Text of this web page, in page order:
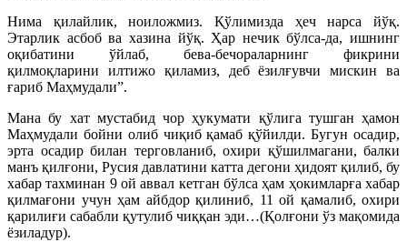
Нима қилайлик, ноиложмиз. Қўлимизда ҳеч нарса йўқ.
Этарлик асбоб ва хазина йўқ. Ҳар нечик бўлса-да, ишнинг
оқибатини ўйлаб, бева-бечораларнинг фикрини
қилмоқларини илтижо қиламиз, деб ёзилғувчи мискин ва
ғариб Маҳмудали”.
Мана бу хат мустабид чор ҳукумати қўлига тушган ҳамон
Маҳмудали бойни олиб чиқиб қамаб қўйилди. Бугун осадир,
эрта осадир билан терговланиб, охири қўшилмагани, балки
манъ қилғони, Русия давлатини катта дегони ҳидоят қилиб, бу
хабар тахминан 9 ой аввал кетган бўлса ҳам ҳокимларға хабар
қилмағони учун ҳам айбдор қилиниб, 11 ой қамалиб, охири
қарилиғи сабабли қутулиб чиққан эди…(Қолғони ўз мақомида
ёзиладур).